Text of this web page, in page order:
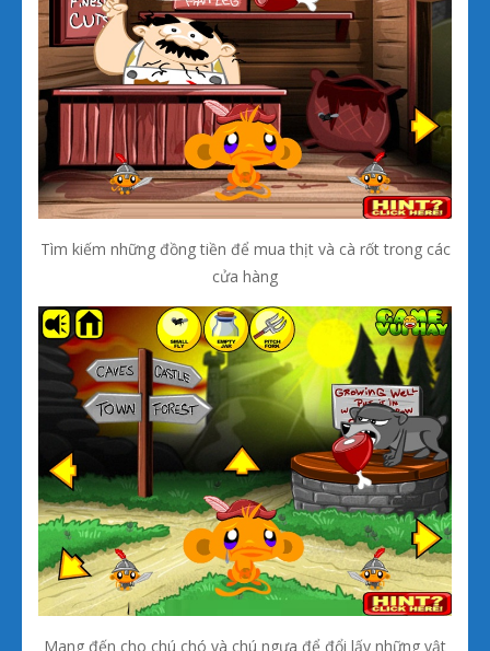
Tìm kiếm những đồng tiền để mua thịt và cà rốt trong các
cửa hàng
Mang đến cho chú chó và chú ngựa để đổi lấy những vật